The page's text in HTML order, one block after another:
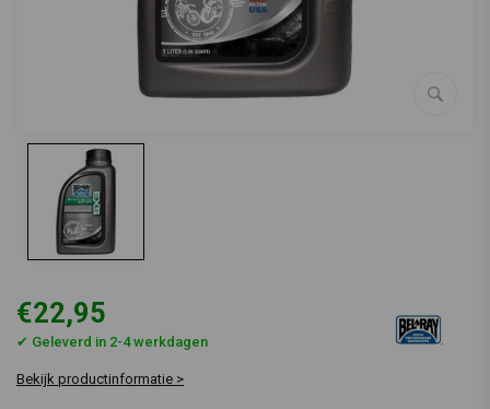
€22,95
✔ Geleverd in 2-4 werkdagen
Bekijk productinformatie >